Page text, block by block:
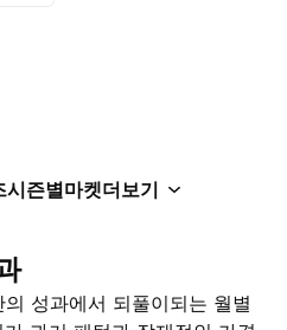
시즌별마켓더보기
성과에서 되풀이되는 월별